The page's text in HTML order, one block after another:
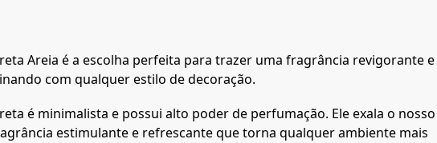
Areia é a escolha perfeita para trazer uma fragrância revigorante e
com qualquer estilo de decoração.
é minimalista e possui alto poder de perfumação. Ele exala o nosso
estimulante e refrescante que torna qualquer ambiente mais